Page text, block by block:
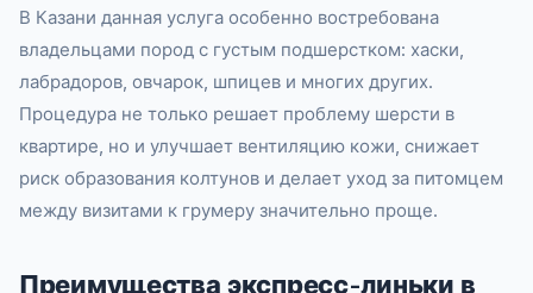
В Казани данная услуга особенно востребована
владельцами пород с густым подшерстком: хаски,
лабрадоров, овчарок, шпицев и многих других.
Процедура не только решает проблему шерсти в
квартире, но и улучшает вентиляцию кожи, снижает
риск образования колтунов и делает уход за питомцем
между визитами к грумеру значительно проще.
Преимущества экспресс-линьки в